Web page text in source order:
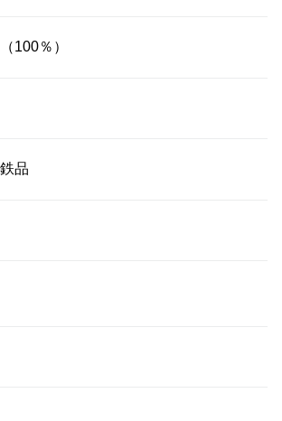
100％）
鉄品